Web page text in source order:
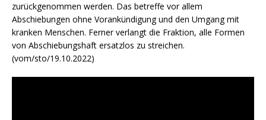
zurückgenommen werden. Das betreffe vor allem
Abschiebungen ohne Vorankündigung und den Umgang mit
kranken Menschen. Ferner verlangt die Fraktion, alle Formen
von Abschiebungshaft ersatzlos zu streichen.
(vom/sto/19.10.2022)